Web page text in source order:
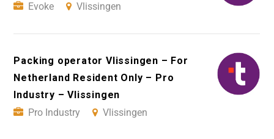
Evoke
Vlissingen
Packing operator Vlissingen – For
Netherland Resident Only – Pro
Industry – Vlissingen
Pro Industry
Vlissingen